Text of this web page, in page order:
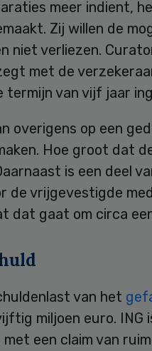
meer indient,
Zij willen de
niet verliezen.
met de
termijn van vijf jaar
overigens op een
Hoe groot dat
is een deel
de vrijgevestigde
dat gaat om circa
van het
miljoen euro.
een claim van